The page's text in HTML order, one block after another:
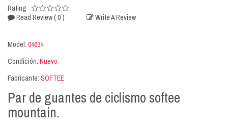
Rating
Read Review( 0 ) Write A Review
Model: 04634
Condición: Nuevo
Fabricante: SOFTEE
Par de guantes de ciclismo softee
mountain.